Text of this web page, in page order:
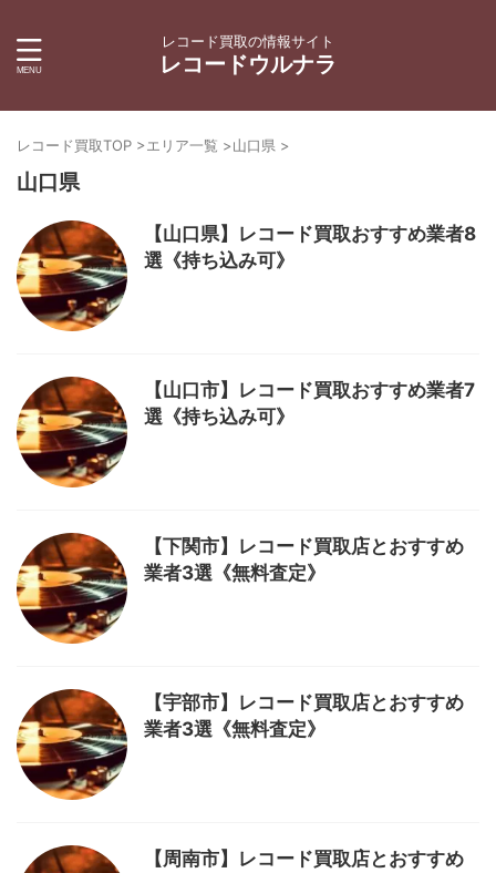
レコード買取の情報サイト
レコードウルナラ
レコード買取TOP >エリア一覧 >山口県 >
山口県
【山口県】レコード買取おすすめ業者8
選《持ち込み可》
【山口市】レコード買取おすすめ業者7
選《持ち込み可》
【下関市】レコード買取店とおすすめ
業者3選《無料査定》
【宇部市】レコード買取店とおすすめ
業者3選《無料査定》
【周南市】レコード買取店とおすすめ